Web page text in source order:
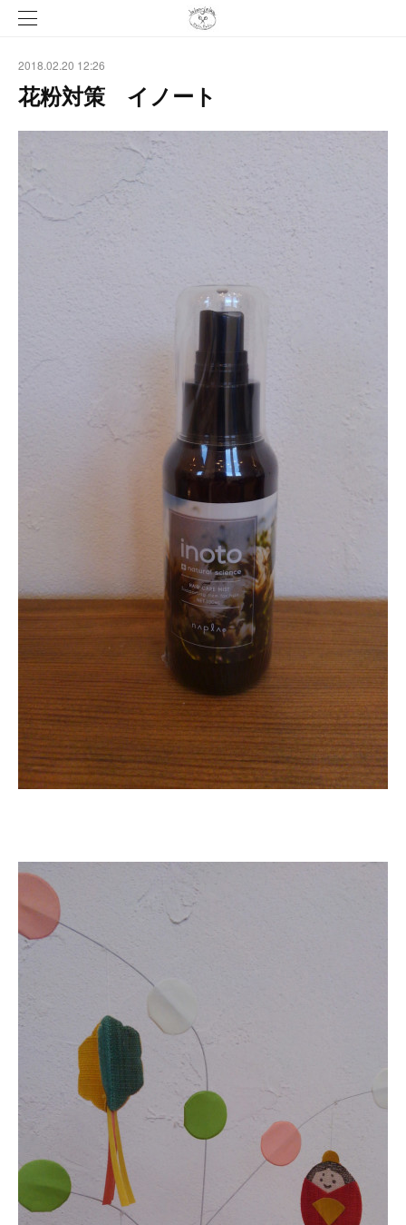
2018.02.20 12:26
花粉対策 イノート